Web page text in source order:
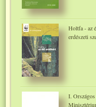
Holtfa - az
erdészeti
I.